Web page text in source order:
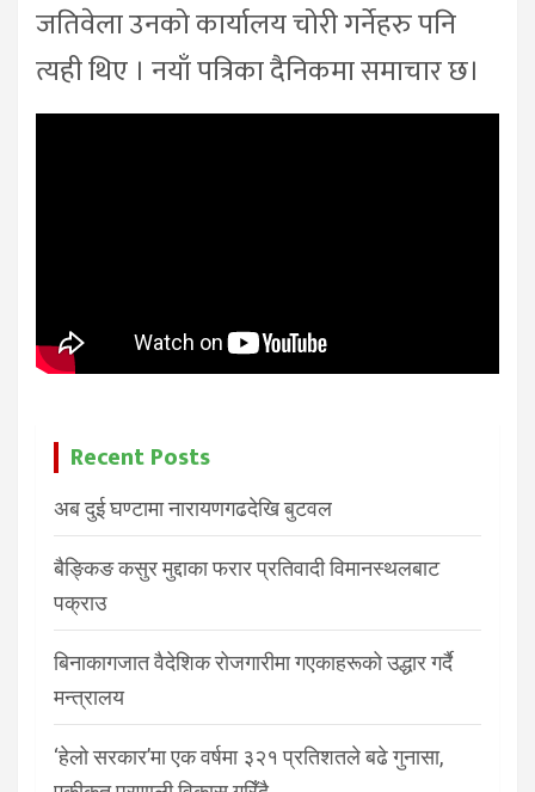
जतिवेला उनको कार्यालय चोरी गर्नेहरु पनि
त्यही थिए । नयाँ पत्रिका दैनिकमा समाचार छ।
Recent Posts
अब दुई घण्टामा नारायणगढदेखि बुटवल
बैङ्किङ कसुर मुद्दाका फरार प्रतिवादी विमानस्थलबाट
पक्राउ
बिनाकागजात वैदेशिक रोजगारीमा गएकाहरूको उद्धार गर्दै
मन्त्रालय
‘हेलो सरकार’मा एक वर्षमा ३२१ प्रतिशतले बढे गुनासा,